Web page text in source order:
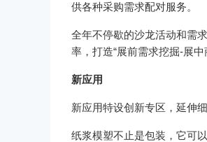
供各种采购需求配对服务。
全年不停歇的沙龙活动和需
率，打造“展前需求挖掘-展中
新应用
新应用特设创新专区，延伸
纸浆模塑不止是包装，它可